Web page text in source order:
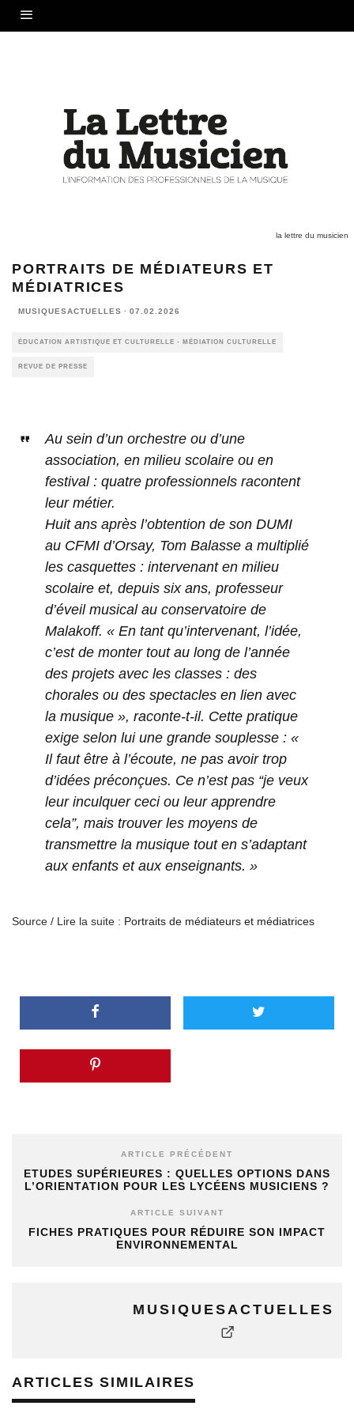
la lettre du musicien
PORTRAITS DE MÉDIATEURS ET
MÉDIATRICES
MUSIQUESACTUELLES · 07.02.2026
ÉDUCATION ARTISTIQUE ET CULTURELLE - MÉDIATION CULTURELLE
REVUE DE PRESSE
Au sein d’un orchestre ou d’une
association, en milieu scolaire ou en
festival : quatre professionnels racontent
leur métier.
Huit ans après l’obtention de son DUMI
au CFMI d’Orsay, Tom Balasse a multiplié
les casquettes : intervenant en milieu
scolaire et, depuis six ans, professeur
d’éveil musical au conservatoire de
Malakoff. « En tant qu’intervenant, l’idée,
c’est de monter tout au long de l’année
des projets avec les classes : des
chorales ou des spectacles en lien avec
la musique », raconte-t-il. Cette pratique
exige selon lui une grande souplesse : «
Il faut être à l’écoute, ne pas avoir trop
d’idées préconçues. Ce n’est pas “je veux
leur inculquer ceci ou leur apprendre
cela”, mais trouver les moyens de
transmettre la musique tout en s’adaptant
aux enfants et aux enseignants. »
Source / Lire la suite : Portraits de médiateurs et médiatrices
ARTICLE PRÉCÉDENT
ETUDES SUPÉRIEURES : QUELLES OPTIONS DANS
L’ORIENTATION POUR LES LYCÉENS MUSICIENS ?
ARTICLE SUIVANT
FICHES PRATIQUES POUR RÉDUIRE SON IMPACT
ENVIRONNEMENTAL
MUSIQUESACTUELLES
ARTICLES SIMILAIRES